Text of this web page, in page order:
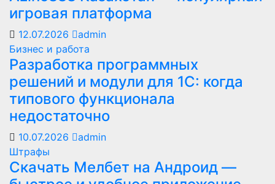
игровая платформа
12.07.2026
admin
Бизнес и работа
Разработка программных
решений и модули для 1С: когда
типового функционала
недостаточно
10.07.2026
admin
Штрафы
Скачать Мелбет на Андроид —